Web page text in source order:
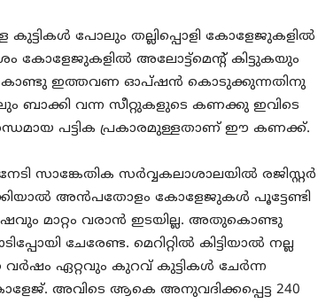
കുട്ടികൾ പോലും തല്ലിപ്പൊളി കോളേജുകളിൽ
കോളേജുകളിൽ അലോട്ട്‌മെന്റ് കിട്ടുകയും
ഇത്തവണ ഓപ്ഷൻ കൊടുക്കുന്നതിനു
വന്ന സീറ്റുകളുടെ കണക്കു ഇവിടെ
പട്ടിക പ്രകാരമുള്ളതാണ് ഈ കണക്ക്.
സാങ്കേതിക സർവ്വകലാശാലയിൽ രജിസ്റ്റർ
അൻപതോളം കോളേജുകൾ പൂട്ടേണ്ടി
മാറ്റം വരാൻ ഇടയില്ല. അതുകൊണ്ടു
ചേരേണ്ട. മെറിറ്റിൽ കിട്ടിയാൽ നല്ല
ഏറ്റവും കുറവ് കുട്ടികൾ ചേർന്ന
അവിടെ ആകെ അനുവദിക്കപ്പെട്ട 240